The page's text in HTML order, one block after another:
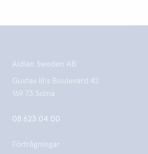
Aidian Sweden AB
Gustav III:s Boulevard 42
169 73 Solna
08 623 04 00
Förfrågningar